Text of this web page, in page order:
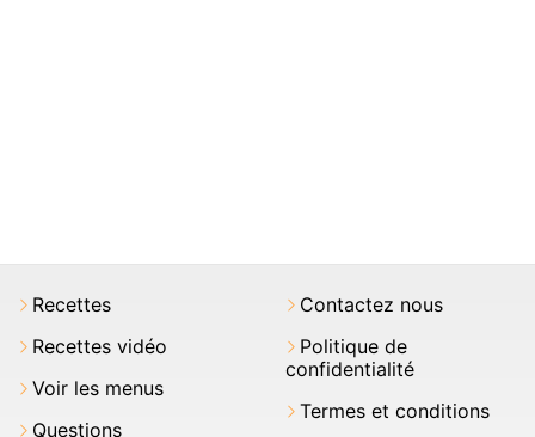
Recettes
Recettes vidéo
Voir les menus
Questions
Contactez nous
Politique de
confidentialité
Termes et conditions